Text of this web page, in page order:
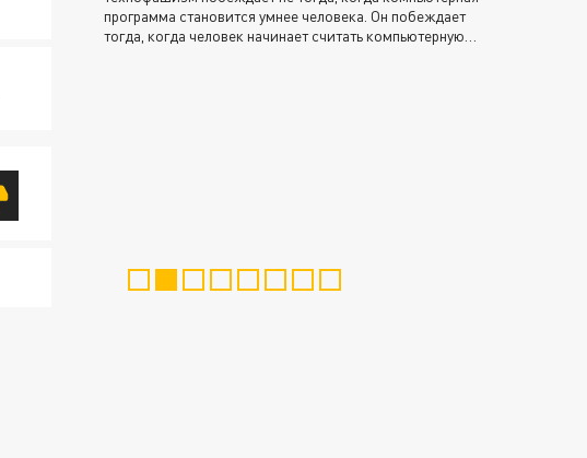
программа становится умнее человека. Он побеждает
тогда, когда человек начинает считать компьютерную